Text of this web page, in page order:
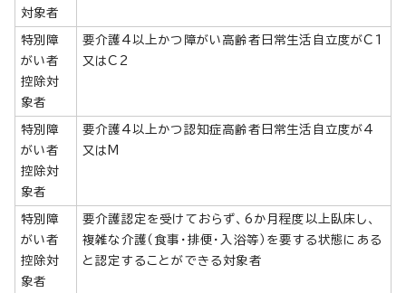
対象者
特別障
がい者
控除対
象者
要介護4以上かつ障がい高齢者日常生活自立度がC1
又はC2
特別障
がい者
控除対
象者
要介護4以上かつ認知症高齢者日常生活自立度が4
又はM
特別障
がい者
控除対
象者
要介護認定を受けておらず、6か月程度以上臥床し、
複雑な介護（食事・排便・入浴等）を要する状態にある
と認定することができる対象者